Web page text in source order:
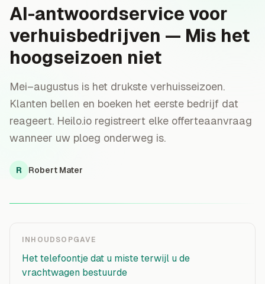
AI-antwoordservice voor
verhuisbedrijven — Mis het
hoogseizoen niet
Mei–augustus is het drukste verhuisseizoen.
Klanten bellen en boeken het eerste bedrijf dat
reageert. Heilo.io registreert elke offerteaanvraag
wanneer uw ploeg onderweg is.
R Robert Mater
INHOUDSOPGAVE
Het telefoontje dat u miste terwijl u de
vrachtwagen bestuurde